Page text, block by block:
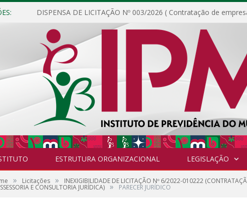
ESTRUTURA ORGANIZACIONAL LEGISLAÇÃO
» Licitações » INEXIGIBILIDADE DE LICITAÇÃO Nº 6/2022-010222
E CONSULTORIA JURÍDICA) » PARECER JURÍDICO